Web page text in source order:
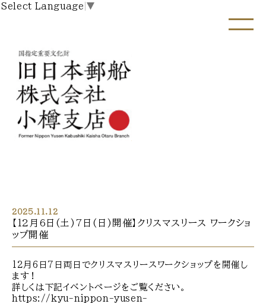
Select Language ▼
2025.11.12
【12月6日(土)7日(日)開催】クリスマスリース ワークショ
ップ開催
12月6日7日両日でクリスマスリースワークショップを開催し
ます！
詳しくは下記イベントページをご覧ください。
https://kyu-nippon-yusen-